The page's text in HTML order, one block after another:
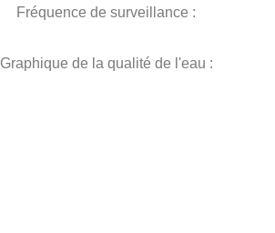
Fréquence de surveillance :
Graphique de la qualité de l'eau :